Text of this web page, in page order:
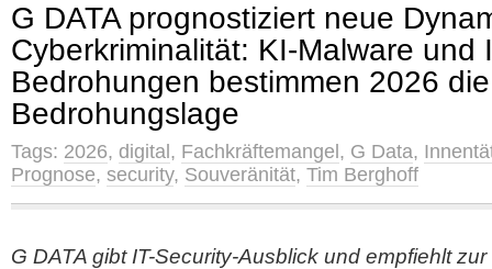
G DATA prognostiziert neue
Cyberkriminalität: KI-Malware und
Bedrohungen bestimmen 2026 die
Bedrohungslage
Tags: 2026, digital , Fachkräftemangel , G Data,
Prognose, security, Souveränität, Tim Berghoff
G DATA gibt IT-Security-Ausblick und empfiehlt